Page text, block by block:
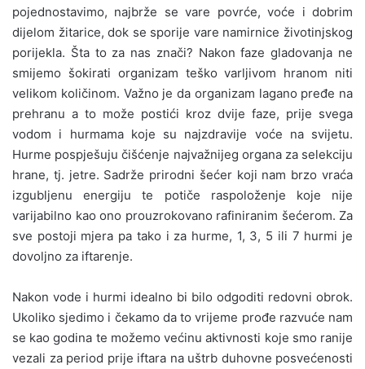
pojednostavimo, najbrže se vare povrće, voće i dobrim
dijelom žitarice, dok se sporije vare namirnice životinjskog
porijekla. Šta to za nas znači? Nakon faze gladovanja ne
smijemo šokirati organizam teško varljivom hranom niti
velikom količinom. Važno je da organizam lagano pređe na
prehranu a to može postići kroz dvije faze, prije svega
vodom i hurmama koje su najzdravije voće na svijetu.
Hurme pospješuju čišćenje najvažnijeg organa za selekciju
hrane, tj. jetre. Sadrže prirodni šećer koji nam brzo vraća
izgubljenu energiju te potiče raspoloženje koje nije
varijabilno kao ono prouzrokovano rafiniranim šećerom. Za
sve postoji mjera pa tako i za hurme, 1, 3, 5 ili 7 hurmi je
dovoljno za iftarenje.
Nakon vode i hurmi idealno bi bilo odgoditi redovni obrok.
Ukoliko sjedimo i čekamo da to vrijeme prođe razvuće nam
se kao godina te možemo većinu aktivnosti koje smo ranije
vezali za period prije iftara na uštrb duhovne posvećenosti